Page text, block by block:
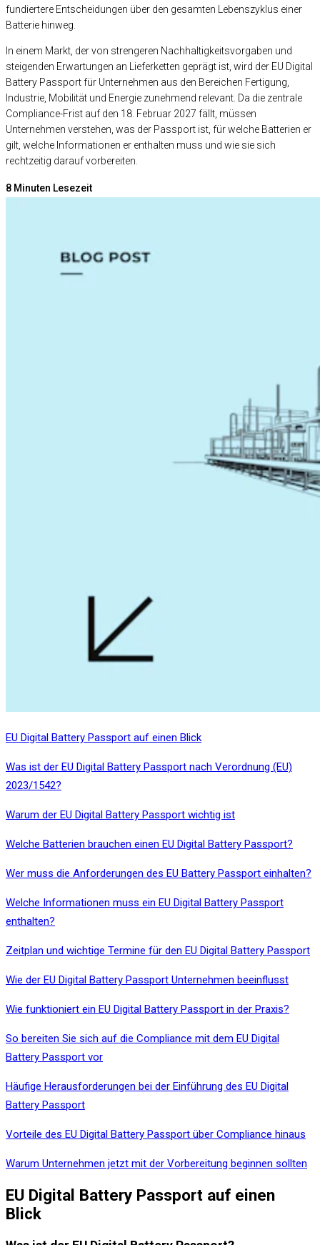
fundiertere Entscheidungen über den gesamten Lebenszyklus einer
Batterie hinweg.
In einem Markt, der von strengeren Nachhaltigkeitsvorgaben und
steigenden Erwartungen an Lieferketten geprägt ist, wird der EU Digital
Battery Passport für Unternehmen aus den Bereichen Fertigung,
Industrie, Mobilität und Energie zunehmend relevant. Da die zentrale
Compliance-Frist auf den 18. Februar 2027 fällt, müssen
Unternehmen verstehen, was der Passport ist, für welche Batterien er
gilt, welche Informationen er enthalten muss und wie sie sich
rechtzeitig darauf vorbereiten.
8 Minuten Lesezeit
EU Digital Battery Passport auf einen Blick
Was ist der EU Digital Battery Passport nach Verordnung (EU)
2023/1542?
Warum der EU Digital Battery Passport wichtig ist
Welche Batterien brauchen einen EU Digital Battery Passport?
Wer muss die Anforderungen des EU Battery Passport einhalten?
Welche Informationen muss ein EU Digital Battery Passport
enthalten?
Zeitplan und wichtige Termine für den EU Digital Battery Passport
Wie der EU Digital Battery Passport Unternehmen beeinflusst
Wie funktioniert ein EU Digital Battery Passport in der Praxis?
So bereiten Sie sich auf die Compliance mit dem EU Digital
Battery Passport vor
Häufige Herausforderungen bei der Einführung des EU Digital
Battery Passport
Vorteile des EU Digital Battery Passport über Compliance hinaus
Warum Unternehmen jetzt mit der Vorbereitung beginnen sollten
EU Digital Battery Passport auf einen
Blick